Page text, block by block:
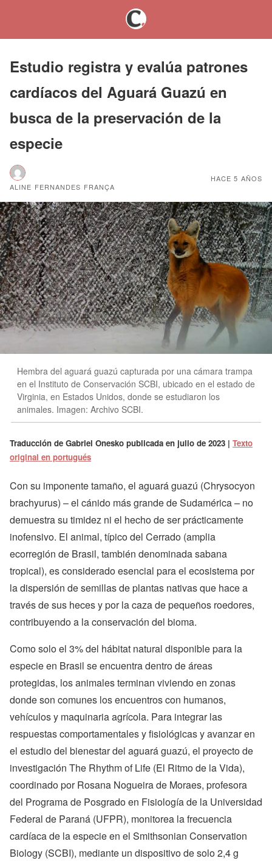
Estudio registra y evalúa patrones
cardíacos del Aguará Guazú en
busca de la preservación de la
especie
ALINE FERNANDES FRANÇA
HACE 5 AÑOS
Hembra del aguará guazú capturada por una cámara trampa
en el Instituto de Conservación SCBI, ubicado en el estado de
Virginia, en Estados Unidos, donde se estudiaron los
animales. Imagen: Archivo SCBI.
Traducción de Gabriel Onesko publicada en julio de 2023 | Texto
original en portugués
Con su imponente tamaño, el aguará guazú (Chrysocyon
brachyurus) – el cánido más grande de Sudamérica – no
demuestra su timidez ni el hecho de ser prácticamente
inofensivo. El animal, típico del Cerrado (amplia
ecorregión de Brasil, también denominada sabana
tropical), es considerado esencial para el ecosistema por
la dispersión de semillas de plantas nativas que hace a
través de sus heces y por la caza de pequeños roedores,
contribuyendo a la conservación del bioma.
Como solo el 3% del hábitat natural disponible para la
especie en Brasil se encuentra dentro de áreas
protegidas, los animales terminan viviendo en zonas
donde son comunes los encuentros con humanos,
vehículos y maquinaria agrícola. Para integrar las
respuestas comportamentales y fisiológicas y avanzar en
el estudio del bienestar del aguará guazú, el proyecto de
investigación The Rhythm of Life (El Ritmo de la Vida),
coordinado por Rosana Nogueira de Moraes, profesora
del Programa de Posgrado en Fisiología de la Universidad
Federal de Paraná (UFPR), monitorea la frecuencia
cardíaca de la especie en el Smithsonian Conservation
Biology (SCBI), mediante un dispositivo de solo 2,4 g